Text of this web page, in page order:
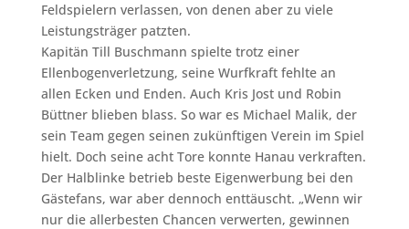
Feldspielern verlassen, von denen aber zu viele
Leistungsträger patzten.
Kapitän Till Buschmann spielte trotz einer
Ellenbogenverletzung, seine Wurfkraft fehlte an
allen Ecken und Enden. Auch Kris Jost und Robin
Büttner blieben blass. So war es Michael Malik, der
sein Team gegen seinen zukünftigen Verein im Spiel
hielt. Doch seine acht Tore konnte Hanau verkraften.
Der Halblinke betrieb beste Eigenwerbung bei den
Gästefans, war aber dennoch enttäuscht. „Wenn wir
nur die allerbesten Chancen verwerten, gewinnen